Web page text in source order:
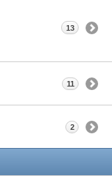
13
11
2